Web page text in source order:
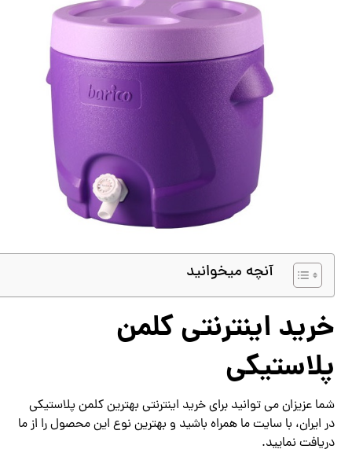
آنچه میخوانید
خرید اینترنتی کلمن
پلاستیکی
شما عزیزان می توانید برای خرید اینترنتی بهترین کلمن پلاستیکی
در ایران، با سایت ما همراه باشید و بهترین نوع این محصول را از ما
دریافت نمایید.